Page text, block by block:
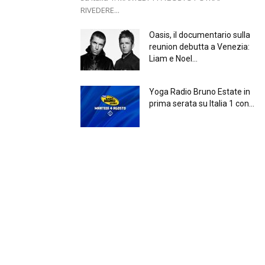
RIVEDERE...
Oasis, il documentario sulla
reunion debutta a Venezia:
Liam e Noel...
Yoga Radio Bruno Estate in
prima serata su Italia 1 con...